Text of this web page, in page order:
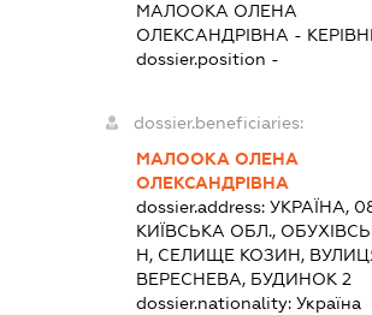
МАЛООКА ОЛЕНА
ОЛЕКСАНДРІВНА -
dossier.position -
dossier.beneficiaries:
МАЛООКА ОЛЕНА
ОЛЕКСАНДРІВНА
dossier.address:УКРАЇНА,
КИЇВСЬКА ОБЛ.,
Н, СЕЛИЩЕ КОЗИН,
ВЕРЕСНЕВА, БУДИНОК 2
dossier.nationality:Україна